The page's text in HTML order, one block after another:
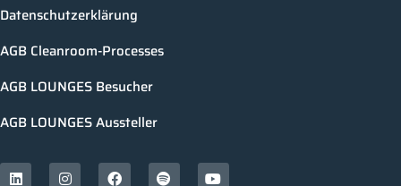
Datenschutzerklärung
AGB Cleanroom-Processes
AGB LOUNGES Besucher
AGB LOUNGES Aussteller